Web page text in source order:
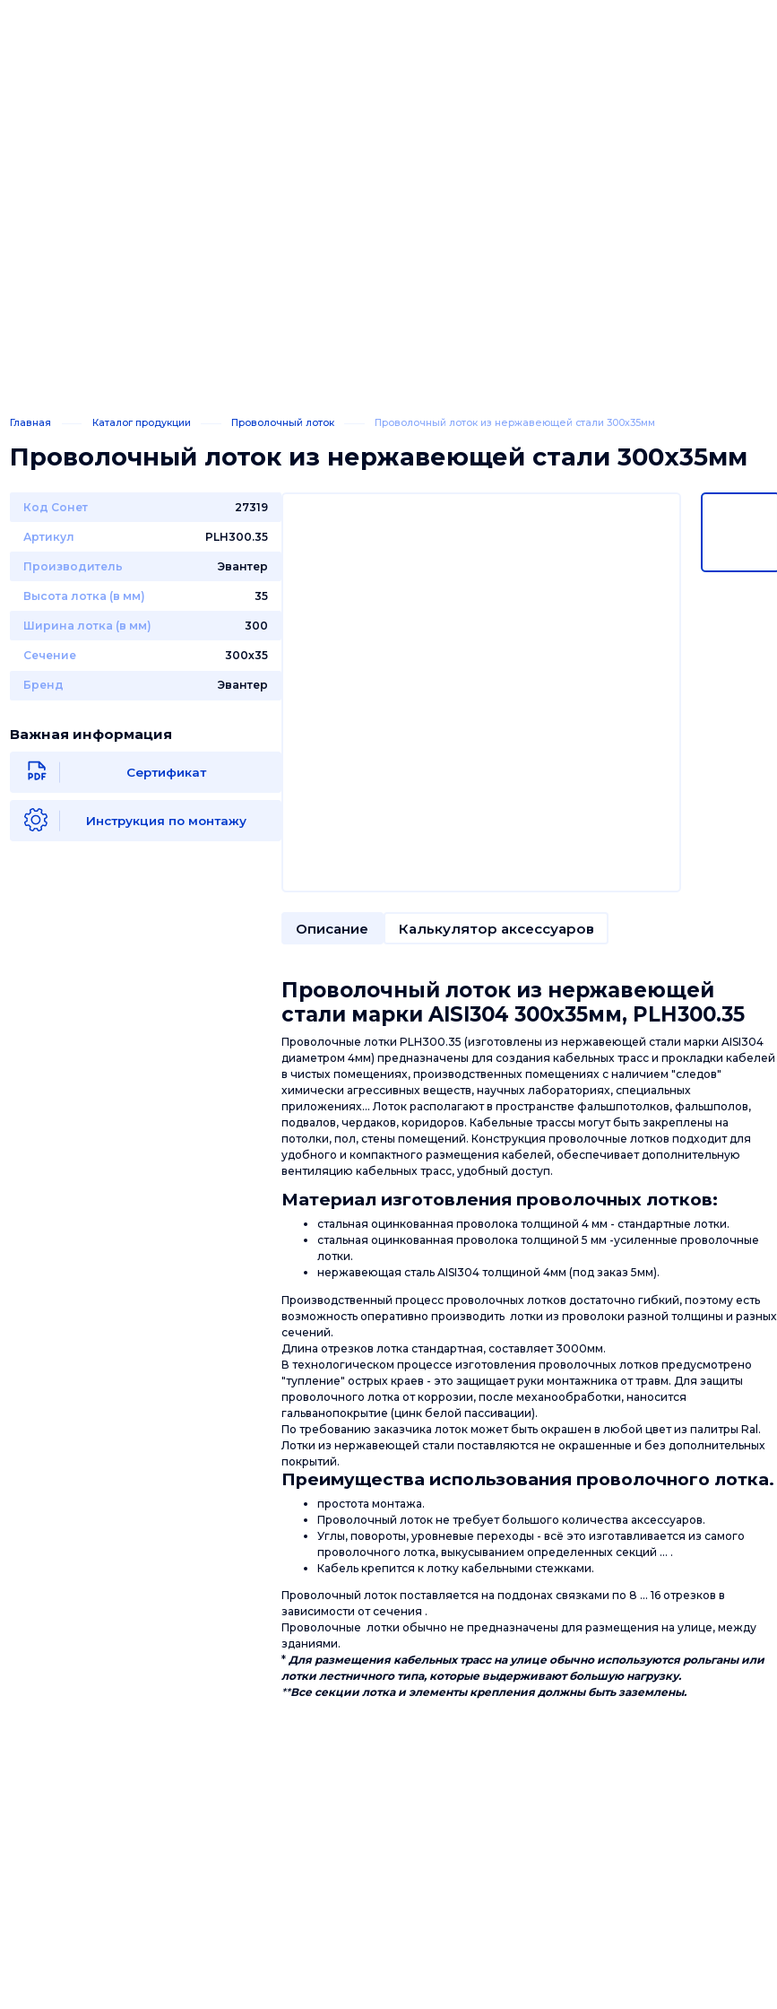
Главная Каталог продукции Проволочный лоток Проволочный лоток из нержавеющей стали 300х35мм
Проволочный лоток из нержавеющей стали 300х35мм
Код Сонет 27319
Артикул PLH300.35
Производитель Эвантер
Высота лотка (в мм) 35
Ширина лотка (в мм) 300
Сечение 300х35
Бренд Эвантер
Важная информация
Сертификат
Инструкция по монтажу
Описание Калькулятор аксессуаров
Проволочный лоток из нержавеющей
стали марки AISI304 300х35мм, PLН300.35
Проволочные лотки PLН300.35 (изготовлены из нержавеющей стали марки AISI304
диаметром 4мм) предназначены для создания кабельных трасс и прокладки кабелей
в чистых помещениях, производственных помещениях с наличием "следов"
химически агрессивных веществ, научных лабораториях, специальных
приложениях... Лоток располагают в пространстве фальшпотолков, фальшполов,
подвалов, чердаков, коридоров. Кабельные трассы могут быть закреплены на
потолки, пол, стены помещений. Конструкция проволочные лотков подходит для
удобного и компактного размещения кабелей, обеспечивает дополнительную
вентиляцию кабельных трасс, удобный доступ.
Материал изготовления проволочных лотков:
стальная оцинкованная проволока толщиной 4 мм - стандартные лотки.
стальная оцинкованная проволока толщиной 5 мм -усиленные проволочные
лотки.
нержавеющая сталь AISI304 толщиной 4мм (под заказ 5мм).
Производственный процесс проволочных лотков достаточно гибкий, поэтому есть
возможность оперативно производить лотки из проволоки разной толщины и разных
сечений.
Длина отрезков лотка стандартная, составляет 3000мм.
В технологическом процессе изготовления проволочных лотков предусмотрено
"тупление" острых краев - это защищает руки монтажника от травм. Для защиты
проволочного лотка от коррозии, после механообработки, наносится
гальванопокрытие (цинк белой пассивации).
По требованию заказчика лоток может быть окрашен в любой цвет из палитры Ral.
Лотки из нержавеющей стали поставляются не окрашенные и без дополнительных
покрытий.
Преимущества использования проволочного лотка.
простота монтажа.
Проволочный лоток не требует большого количества аксессуаров.
Углы, повороты, уровневые переходы - всё это изготавливается из самого
проволочного лотка, выкусыванием определенных секций ... .
Кабель крепится к лотку кабельными стежками.
Проволочный лоток поставляется на поддонах связками по 8 ... 16 отрезков в
зависимости от сечения .
Проволочные лотки обычно не предназначены для размещения на улице, между
зданиями.
* Для размещения кабельных трасс на улице обычно используются рольганы или
лотки лестничного типа, которые выдерживают большую нагрузку.
**Все секции лотка и элементы крепления должны быть заземлены.